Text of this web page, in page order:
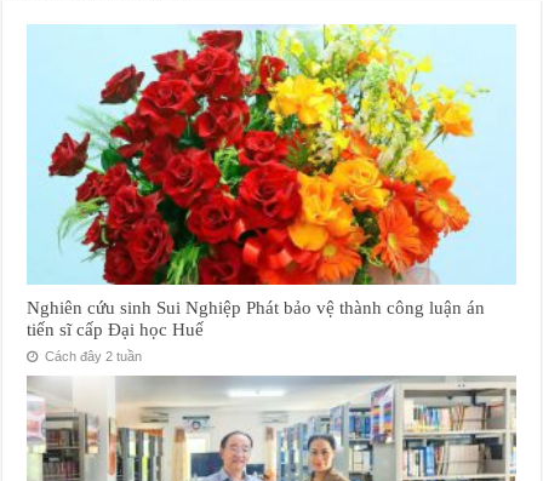
Nghiên cứu sinh Sui Nghiệp Phát bảo vệ thành công luận án
tiến sĩ cấp Đại học Huế
Cách đây 2 tuần